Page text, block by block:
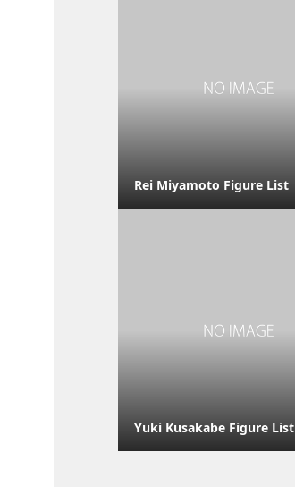
Rei Miyamoto Figure List
Yuki Kusakabe Figure List